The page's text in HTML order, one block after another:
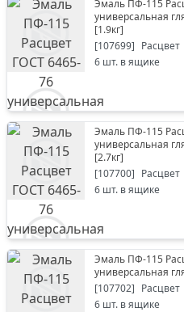
Эмаль ПФ-115
универсальная
[1.9кг]
[107699] Расцвет
6 шт. в ящике
Эмаль ПФ-115
универсальная
[2.7кг]
[107700] Расцвет
6 шт. в ящике
Эмаль ПФ-115
универсальная
[107702] Расцвет
6 шт. в ящике